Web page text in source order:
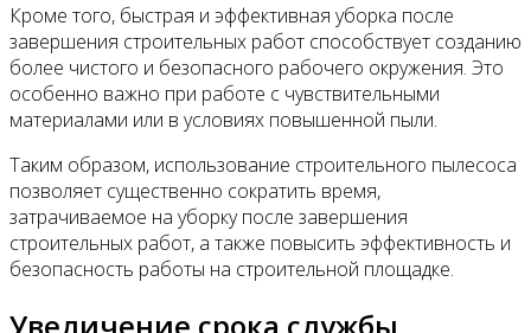
Кроме того, быстрая и эффективная уборка после
завершения строительных работ способствует созданию
более чистого и безопасного рабочего окружения. Это
особенно важно при работе с чувствительными
материалами или в условиях повышенной пыли.
Таким образом, использование строительного пылесоса
позволяет существенно сократить время,
затрачиваемое на уборку после завершения
строительных работ, а также повысить эффективность и
безопасность работы на строительной площадке.
Увеличение срока службы